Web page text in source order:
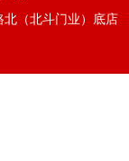
北（北斗门业）底